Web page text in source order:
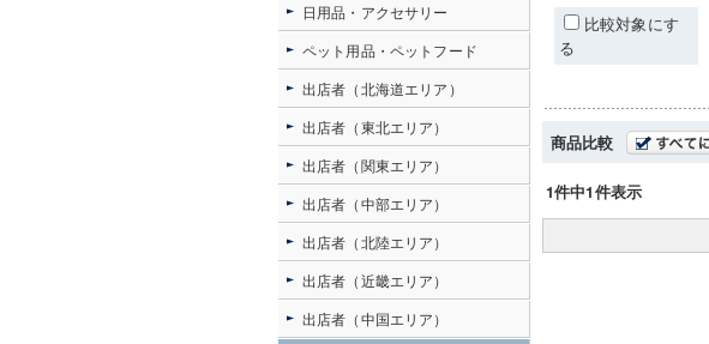
比較対象にす
る
商品比較
1件中1件表示
日用品・アクセサリー
ペット用品・ペットフード
出店者（北海道エリア）
出店者（東北エリア）
出店者（関東エリア）
出店者（中部エリア）
出店者（北陸エリア）
出店者（近畿エリア）
出店者（中国エリア）